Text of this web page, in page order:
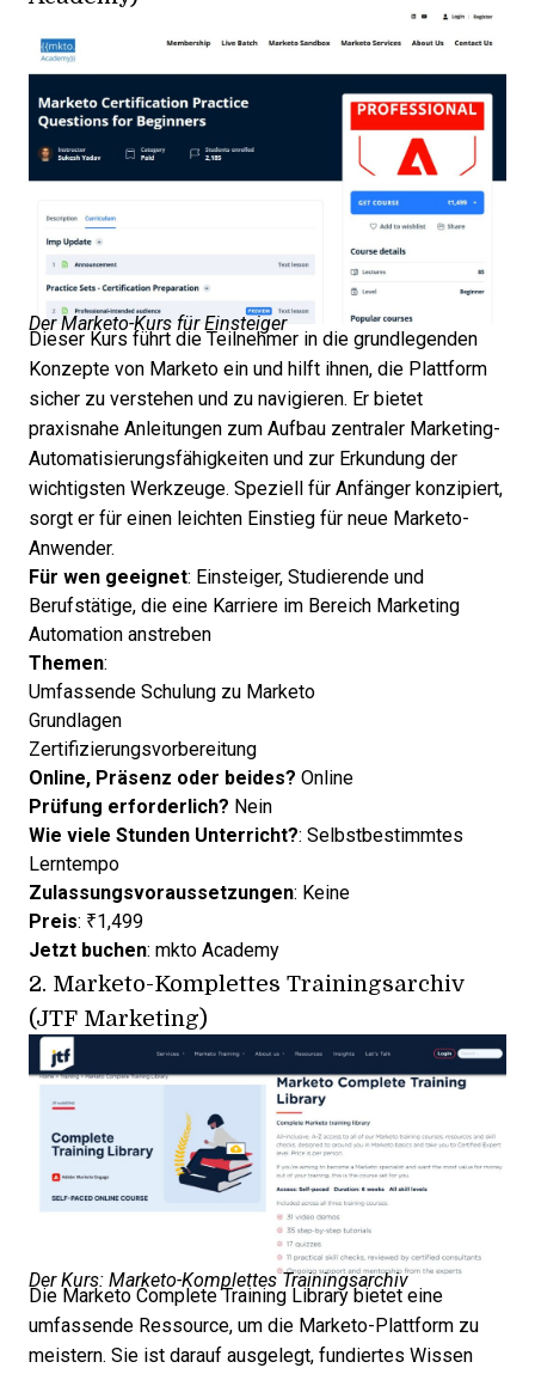
Der Marketo-Kurs für Einsteiger
Dieser Kurs führt die Teilnehmer in die grundlegenden
Konzepte von Marketo ein und hilft ihnen, die Plattform
sicher zu verstehen und zu navigieren. Er bietet
praxisnahe Anleitungen zum Aufbau zentraler Marketing-
Automatisierungsfähigkeiten und zur Erkundung der
wichtigsten Werkzeuge. Speziell für Anfänger konzipiert,
sorgt er für einen leichten Einstieg für neue Marketo-
Anwender.
Für wen geeignet: Einsteiger, Studierende und
Berufstätige, die eine Karriere im Bereich Marketing
Automation anstreben
Themen:
Umfassende Schulung zu Marketo
Grundlagen
Zertifizierungsvorbereitung
Online, Präsenz oder beides? Online
Prüfung erforderlich? Nein
Wie viele Stunden Unterricht?: Selbstbestimmtes
Lerntempo
Zulassungsvoraussetzungen: Keine
Preis: ₹1,499
Jetzt buchen: mkto Academy
2. Marketo-Komplettes Trainingsarchiv
(JTF Marketing)
Der Kurs: Marketo-Komplettes Trainingsarchiv
Die Marketo Complete Training Library bietet eine
umfassende Ressource, um die Marketo-Plattform zu
meistern. Sie ist darauf ausgelegt, fundiertes Wissen